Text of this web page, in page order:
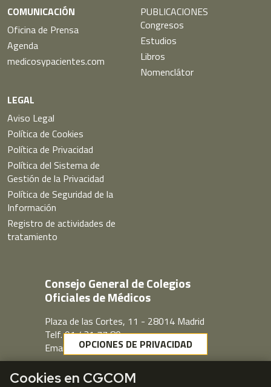
COMUNICACIÓN
Oficina de Prensa
Agenda
medicosypacientes.com
PUBLICACIONES
Congresos
Estudios
Libros
Nomenclátor
LEGAL
Aviso Legal
Política de Cookies
Política de Privacidad
Política del Sistema de
Gestión de la Privacidad
Política de Seguridad de la
Información
Registro de actividades de
tratamiento
Consejo General de Colegios
Oficiales de Médicos
Plaza de las Cortes, 11 - 28014 Madrid
Telf. 91 431 77 80
Email:
cgcom@cgcom.es
Webmail
OPCIONES DE PRIVACIDAD
Cookies en CGCOM